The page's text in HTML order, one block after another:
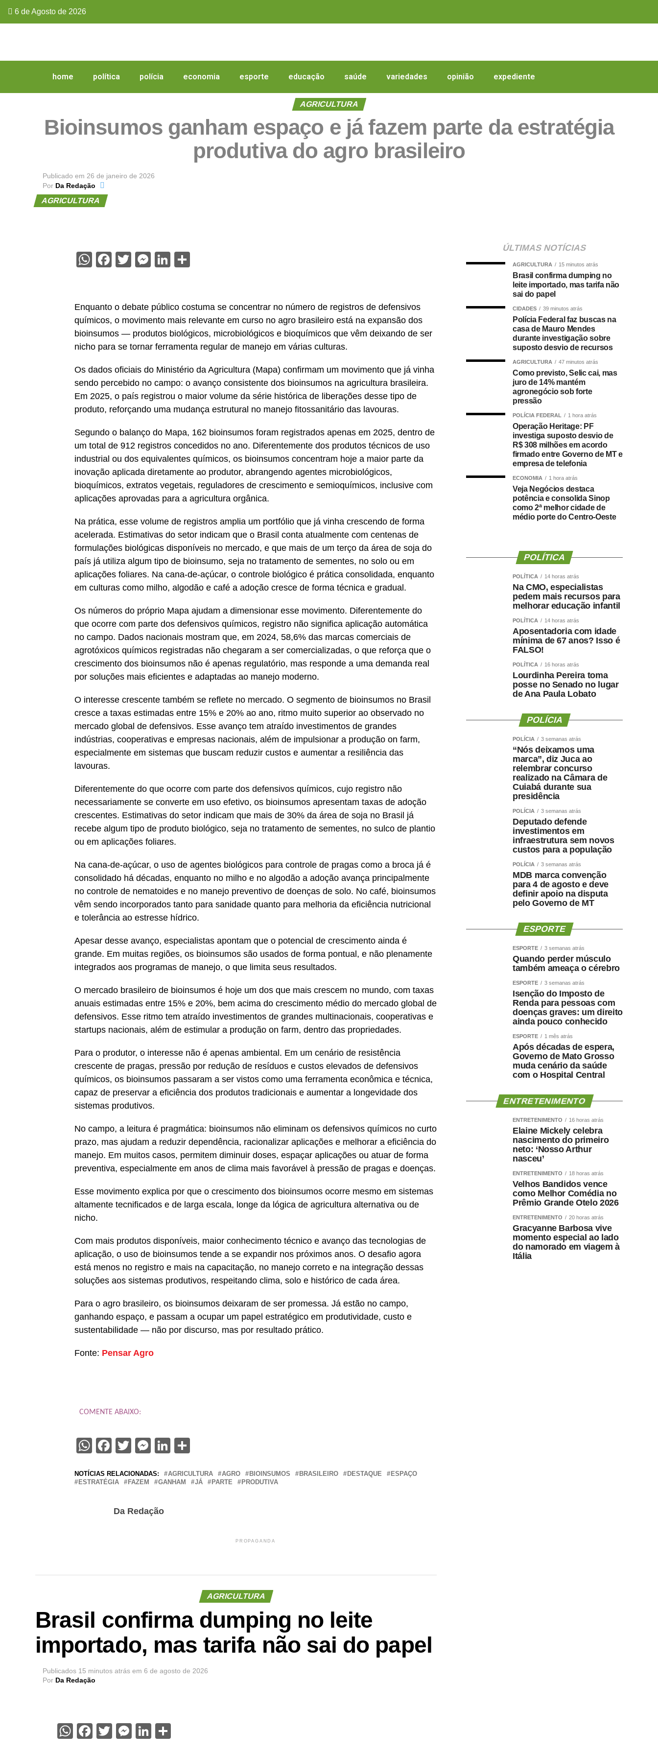
6 de Agosto de 2026
home política polícia economia esporte educação saúde variedades opinião expediente
AGRICULTURA
Bioinsumos ganham espaço e já fazem parte da estratégia
produtiva do agro brasileiro
Publicado em 26 de janeiro de 2026
Por Da Redação
AGRICULTURA
WhatsApp
Facebook
Twitter
Messenger
LinkedIn
Enquanto o debate público costuma se concentrar no número de registros de defensivos
químicos, o movimento mais relevante em curso no agro brasileiro está na expansão dos
bioinsumos — produtos biológicos, microbiológicos e bioquímicos que vêm deixando de ser
nicho para se tornar ferramenta regular de manejo em várias culturas.
Os dados oficiais do Ministério da Agricultura (Mapa) confirmam um movimento que já vinha
sendo percebido no campo: o avanço consistente dos bioinsumos na agricultura brasileira.
Em 2025, o país registrou o maior volume da série histórica de liberações desse tipo de
produto, reforçando uma mudança estrutural no manejo fitossanitário das lavouras.
Segundo o balanço do Mapa, 162 bioinsumos foram registrados apenas em 2025, dentro de
um total de 912 registros concedidos no ano. Diferentemente dos produtos técnicos de uso
industrial ou dos equivalentes químicos, os bioinsumos concentram hoje a maior parte da
inovação aplicada diretamente ao produtor, abrangendo agentes microbiológicos,
bioquímicos, extratos vegetais, reguladores de crescimento e semioquímicos, inclusive com
aplicações aprovadas para a agricultura orgânica.
Na prática, esse volume de registros amplia um portfólio que já vinha crescendo de forma
acelerada. Estimativas do setor indicam que o Brasil conta atualmente com centenas de
formulações biológicas disponíveis no mercado, e que mais de um terço da área de soja do
país já utiliza algum tipo de bioinsumo, seja no tratamento de sementes, no solo ou em
aplicações foliares. Na cana-de-açúcar, o controle biológico é prática consolidada, enquanto
em culturas como milho, algodão e café a adoção cresce de forma técnica e gradual.
Os números do próprio Mapa ajudam a dimensionar esse movimento. Diferentemente do
que ocorre com parte dos defensivos químicos, registro não significa aplicação automática
no campo. Dados nacionais mostram que, em 2024, 58,6% das marcas comerciais de
agrotóxicos químicos registradas não chegaram a ser comercializadas, o que reforça que o
crescimento dos bioinsumos não é apenas regulatório, mas responde a uma demanda real
por soluções mais eficientes e adaptadas ao manejo moderno.
O interesse crescente também se reflete no mercado. O segmento de bioinsumos no Brasil
cresce a taxas estimadas entre 15% e 20% ao ano, ritmo muito superior ao observado no
mercado global de defensivos. Esse avanço tem atraído investimentos de grandes
indústrias, cooperativas e empresas nacionais, além de impulsionar a produção on farm,
especialmente em sistemas que buscam reduzir custos e aumentar a resiliência das
lavouras.
Diferentemente do que ocorre com parte dos defensivos químicos, cujo registro não
necessariamente se converte em uso efetivo, os bioinsumos apresentam taxas de adoção
crescentes. Estimativas do setor indicam que mais de 30% da área de soja no Brasil já
recebe algum tipo de produto biológico, seja no tratamento de sementes, no sulco de plantio
ou em aplicações foliares.
Na cana-de-açúcar, o uso de agentes biológicos para controle de pragas como a broca já é
consolidado há décadas, enquanto no milho e no algodão a adoção avança principalmente
no controle de nematoides e no manejo preventivo de doenças de solo. No café, bioinsumos
vêm sendo incorporados tanto para sanidade quanto para melhoria da eficiência nutricional
e tolerância ao estresse hídrico.
Apesar desse avanço, especialistas apontam que o potencial de crescimento ainda é
grande. Em muitas regiões, os bioinsumos são usados de forma pontual, e não plenamente
integrados aos programas de manejo, o que limita seus resultados.
O mercado brasileiro de bioinsumos é hoje um dos que mais crescem no mundo, com taxas
anuais estimadas entre 15% e 20%, bem acima do crescimento médio do mercado global de
defensivos. Esse ritmo tem atraído investimentos de grandes multinacionais, cooperativas e
startups nacionais, além de estimular a produção on farm, dentro das propriedades.
Para o produtor, o interesse não é apenas ambiental. Em um cenário de resistência
crescente de pragas, pressão por redução de resíduos e custos elevados de defensivos
químicos, os bioinsumos passaram a ser vistos como uma ferramenta econômica e técnica,
capaz de preservar a eficiência dos produtos tradicionais e aumentar a longevidade dos
sistemas produtivos.
No campo, a leitura é pragmática: bioinsumos não eliminam os defensivos químicos no curto
prazo, mas ajudam a reduzir dependência, racionalizar aplicações e melhorar a eficiência do
manejo. Em muitos casos, permitem diminuir doses, espaçar aplicações ou atuar de forma
preventiva, especialmente em anos de clima mais favorável à pressão de pragas e doenças.
Esse movimento explica por que o crescimento dos bioinsumos ocorre mesmo em sistemas
altamente tecnificados e de larga escala, longe da lógica de agricultura alternativa ou de
nicho.
Com mais produtos disponíveis, maior conhecimento técnico e avanço das tecnologias de
aplicação, o uso de bioinsumos tende a se expandir nos próximos anos. O desafio agora
está menos no registro e mais na capacitação, no manejo correto e na integração dessas
soluções aos sistemas produtivos, respeitando clima, solo e histórico de cada área.
Para o agro brasileiro, os bioinsumos deixaram de ser promessa. Já estão no campo,
ganhando espaço, e passam a ocupar um papel estratégico em produtividade, custo e
sustentabilidade — não por discurso, mas por resultado prático.
Fonte: Pensar Agro
COMENTE ABAIXO:
WhatsApp
Facebook
Twitter
Messenger
LinkedIn
NOTÍCIAS RELACIONADAS: AGRICULTURA AGRO BIOINSUMOS BRASILEIRO DESTAQUE
ESPAÇO
ESTRATÉGIA
FAZEM GANHAM JÁ PARTE PRODUTIVA
Da Redação
PROPAGANDA
AGRICULTURA
Brasil confirma dumping no leite
importado, mas tarifa não sai do papel
Publicados 15 minutos atrás em 6 de agosto de 2026
Por Da Redação
WhatsApp
Facebook
Twitter
Messenger
LinkedIn
ÚLTIMAS NOTÍCIAS
AGRICULTURA 15 minutos atrás
Brasil confirma dumping no
leite importado, mas tarifa não
sai do papel
CIDADES 39 minutos atrás
Polícia Federal faz buscas na
casa de Mauro Mendes
durante investigação sobre
suposto desvio de recursos
AGRICULTURA 47 minutos atrás
Como previsto, Selic cai, mas
juro de 14% mantém
agronegócio sob forte
pressão
POLÍCIA FEDERAL 1 hora atrás
Operação Heritage: PF
investiga suposto desvio de
R$ 308 milhões em acordo
firmado entre Governo de MT e
empresa de telefonia
ECONOMIA 1 hora atrás
Veja Negócios destaca
potência e consolida Sinop
como 2ª melhor cidade de
médio porte do Centro-Oeste
POLÍTICA
POLÍTICA 14 horas atrás
Na CMO, especialistas
pedem mais recursos para
melhorar educação infantil
POLÍTICA 14 horas atrás
Aposentadoria com idade
mínima de 67 anos? Isso é
FALSO!
POLÍTICA 16 horas atrás
Lourdinha Pereira toma
posse no Senado no lugar
de Ana Paula Lobato
POLÍCIA
POLÍCIA 3 semanas atrás
“Nós deixamos uma
marca”, diz Juca ao
relembrar concurso
realizado na Câmara de
Cuiabá durante sua
presidência
POLÍCIA 3 semanas atrás
Deputado defende
investimentos em
infraestrutura sem novos
custos para a população
POLÍCIA 3 semanas atrás
MDB marca convenção
para 4 de agosto e deve
definir apoio na disputa
pelo Governo de MT
ESPORTE
ESPORTE 3 semanas atrás
Quando perder músculo
também ameaça o cérebro
ESPORTE 3 semanas atrás
Isenção do Imposto de
Renda para pessoas com
doenças graves: um direito
ainda pouco conhecido
ESPORTE 1 mês atrás
Após décadas de espera,
Governo de Mato Grosso
muda cenário da saúde
com o Hospital Central
ENTRETENIMENTO
ENTRETENIMENTO 16 horas atrás
Elaine Mickely celebra
nascimento do primeiro
neto: ‘Nosso Arthur
nasceu’
ENTRETENIMENTO 18 horas atrás
Velhos Bandidos vence
como Melhor Comédia no
Prêmio Grande Otelo 2026
ENTRETENIMENTO 20 horas atrás
Gracyanne Barbosa vive
momento especial ao lado
do namorado em viagem à
Itália